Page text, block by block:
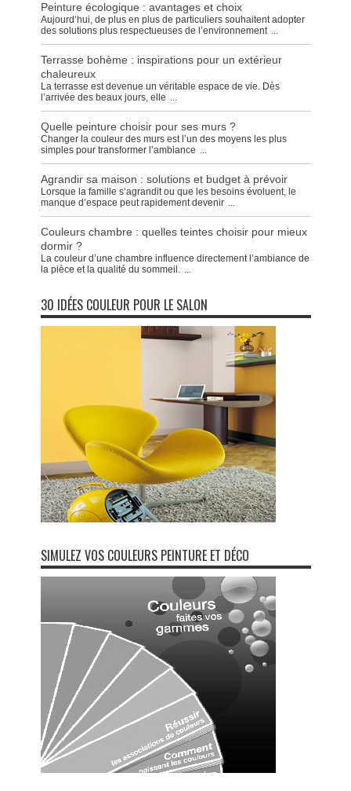
Peinture écologique : avantages et choix
Aujourd’hui, de plus en plus de particuliers souhaitent adopter
des solutions plus respectueuses de l’environnement ...
Terrasse bohème : inspirations pour un extérieur
chaleureux
La terrasse est devenue un véritable espace de vie. Dès
l’arrivée des beaux jours, elle ...
Quelle peinture choisir pour ses murs ?
Changer la couleur des murs est l’un des moyens les plus
simples pour transformer l’ambiance ...
Agrandir sa maison : solutions et budget à prévoir
Lorsque la famille s’agrandit ou que les besoins évoluent, le
manque d’espace peut rapidement devenir ...
Couleurs chambre : quelles teintes choisir pour mieux
dormir ?
La couleur d’une chambre influence directement l’ambiance de
la pièce et la qualité du sommeil. ...
30 IDÉES COULEUR POUR LE SALON
SIMULEZ VOS COULEURS PEINTURE ET DÉCO